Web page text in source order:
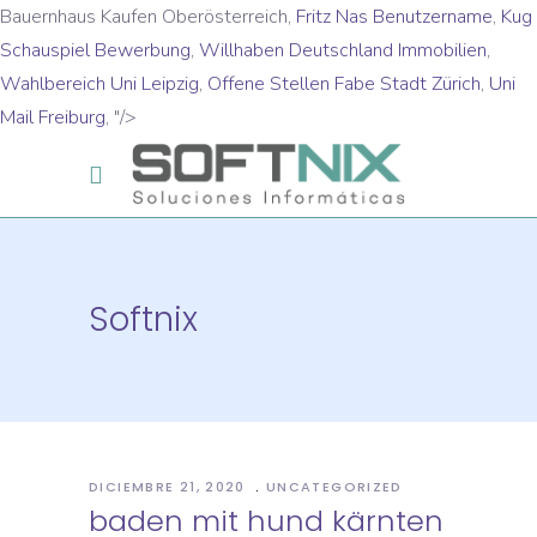
Bauernhaus Kaufen Oberösterreich, Fritz Nas Benutzername, Kug
Schauspiel Bewerbung, Willhaben Deutschland Immobilien,
Wahlbereich Uni Leipzig, Offene Stellen Fabe Stadt Zürich, Uni
Mail Freiburg, "/>
Softnix
DICIEMBRE 21, 2020 UNCATEGORIZED
baden mit hund kärnten